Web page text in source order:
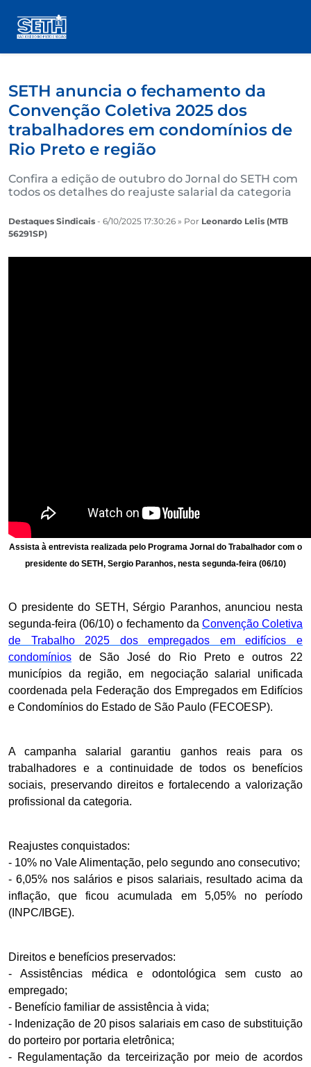
SETH anuncia o fechamento da
Convenção Coletiva 2025 dos
trabalhadores em condomínios de
Rio Preto e região
Confira a edição de outubro do Jornal do SETH com
todos os detalhes do reajuste salarial da categoria
Destaques Sindicais - 6/10/2025 17:30:26 » Por Leonardo Lelis (MTB
56291SP)
Assista à entrevista realizada pelo Programa Jornal do Trabalhador com o
presidente do SETH, Sergio Paranhos, nesta segunda-feira (06/10)
O presidente do SETH, Sérgio Paranhos, anunciou nesta
segunda-feira (06/10) o fechamento da Convenção Coletiva
de Trabalho 2025 dos empregados em edifícios e
condomínios de São José do Rio Preto e outros 22
municípios da região, em negociação salarial unificada
coordenada pela Federação dos Empregados em Edifícios
e Condomínios do Estado de São Paulo (FECOESP).
A campanha salarial garantiu ganhos reais para os
trabalhadores e a continuidade de todos os benefícios
sociais, preservando direitos e fortalecendo a valorização
profissional da categoria.
Reajustes conquistados:
- 10% no Vale Alimentação, pelo segundo ano consecutivo;
- 6,05% nos salários e pisos salariais, resultado acima da
inflação, que ficou acumulada em 5,05% no período
(INPC/IBGE).
Direitos e benefícios preservados:
- Assistências médica e odontológica sem custo ao
empregado;
- Benefício familiar de assistência à vida;
- Indenização de 20 pisos salariais em caso de substituição
do porteiro por portaria eletrônica;
- Regulamentação da terceirização por meio de acordos